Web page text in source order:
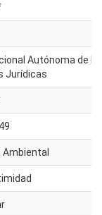
Autónoma de
Jurídicas